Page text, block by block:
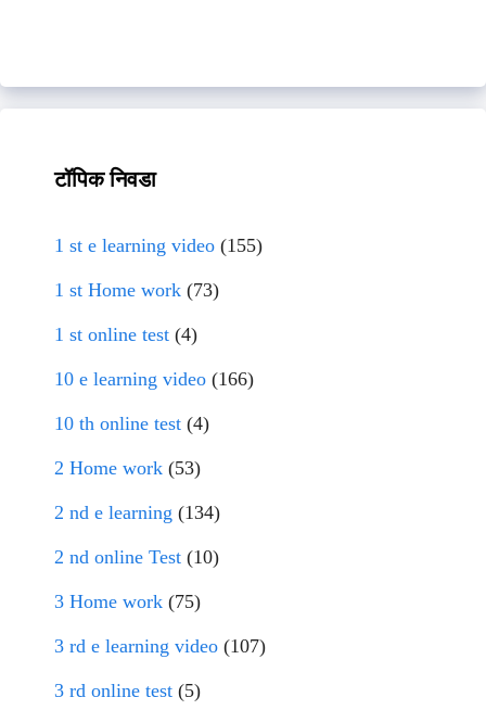
टॉपिक निवडा
1 st e learning video (155)
1 st Home work (73)
1 st online test (4)
10 e learning video (166)
10 th online test (4)
2 Home work (53)
2 nd e learning (134)
2 nd online Test (10)
3 Home work (75)
3 rd e learning video (107)
3 rd online test (5)